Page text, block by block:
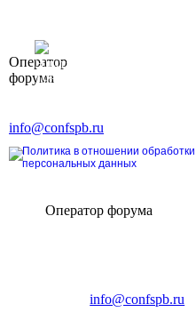
Оператор
форума
Элит»
196191, г. Санкт-Петербург,
info@confspb.ru
Политика в отношении обработки
персональных данных
Оператор форума
E-mail:info@confspb.ru